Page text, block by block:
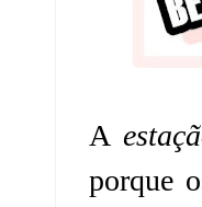
A
porque